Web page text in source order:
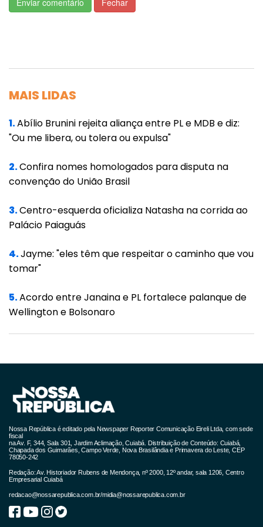
CUIABÁ
Gava), Pepê, Felipe Marques (Auremir) e
Clayson; Danilo Gomes (Guilherme Pato) e
CEARÁ
Bruno Pacheco; Fernando Sobral, Marlon
González) e Jael (Pedro Naressi). Técnico:
Guto Ferreira.
FICHA TÉCNICA
Local: Arena Pantanal, em Cuiabá-MT
Hora: 18h15 (horário de Brasília)
Árbitro: Edina Alves Batista (SP)
Auxiliares: Neuza Ines Back (SP) e Leila Naiara
Moreira da Cruz (DF)
Cartões amarelos: Pepê (Cuiabá), duas vezes;
Jorginho (Ceará) e Jael (Ceará)
Cartões vermelhos: Pepê (Cuiabá)
Gols: Elton (Cuiabá), aos 25 do primeiro
tempo; Rick (Ceará), aos 11 do segundo
MAIS LIDAS
1.Abílio Brunini rejeita aliança entre PL e MDB e diz:
"Ou me libera, ou tolera ou expulsa"
2.Confira nomes homologados para disputa na
convenção do União Brasil
3.Centro-esquerda oficializa Natasha na corrida ao
Palácio Paiaguás
4.Jayme: "eles têm que respeitar o caminho que vou
tomar"
5.Acordo entre Janaina e PL fortalece palanque de
Wellington e Bolsonaro
Nossa República é editado pela Newspaper Reporter Comunicação Eireli Ltda, com sede
fiscal
na Av. F, 344, Sala 301, Jardim Aclimação, Cuiabá. Distribuição de Conteúdo: Cuiabá,
Chapada dos Guimarães, Campo Verde, Nova Brasilândia e Primavera do Leste, CEP
78050-242
Redação: Av. Historiador Rubens de Mendonça, nº 2000, 12º andar, sala 1206, Centro
Empresarial Cuiabá
redacao@nossarepublica.com.br/midia@nossarepublica.com.br